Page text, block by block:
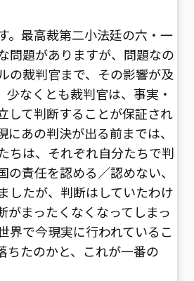
最高裁第二小法廷の六・一
問題がありますが、問題なの
の裁判官まで、その影響が及
少なくとも裁判官は、事実・
して判断することが保証され
にあの判決が出る前までは、
ちは、それぞれ自分たちで判
の責任を認める／認めない、
したが、判断はしていたわけ
がまったくなくなってしまっ
界で今現実に行われているこ
ちたのかと、これが一番の